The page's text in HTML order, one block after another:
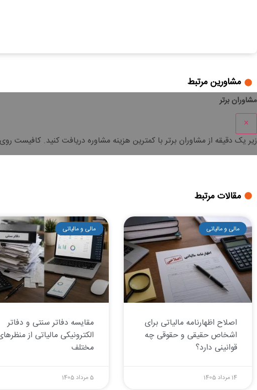
مشاورین مرتبط
مشاوران برتر
×
زیر یک دقیقه از مشاوران برتر با کمترین هزینه مشاوره دریافت کنید. کافیست
مقالات مرتبط
مالی و مالیاتی
اصلاح اظهارنامه مالیاتی برای
اشخاص حقیقی و حقوقی چه
قوانینی دارد؟
14 مرداد 1405
مالی و مالیاتی
مقایسه دفاتر سنتی و دفاتر
الکترونیکی مالیاتی از
مختلف
5 مرداد 1405